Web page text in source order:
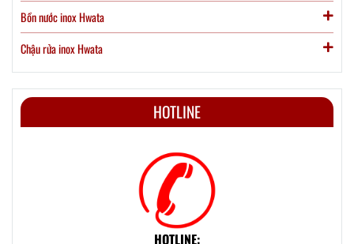
Bồn nước inox Hwata
Chậu rửa inox Hwata
HOTLINE
HOTLINE: